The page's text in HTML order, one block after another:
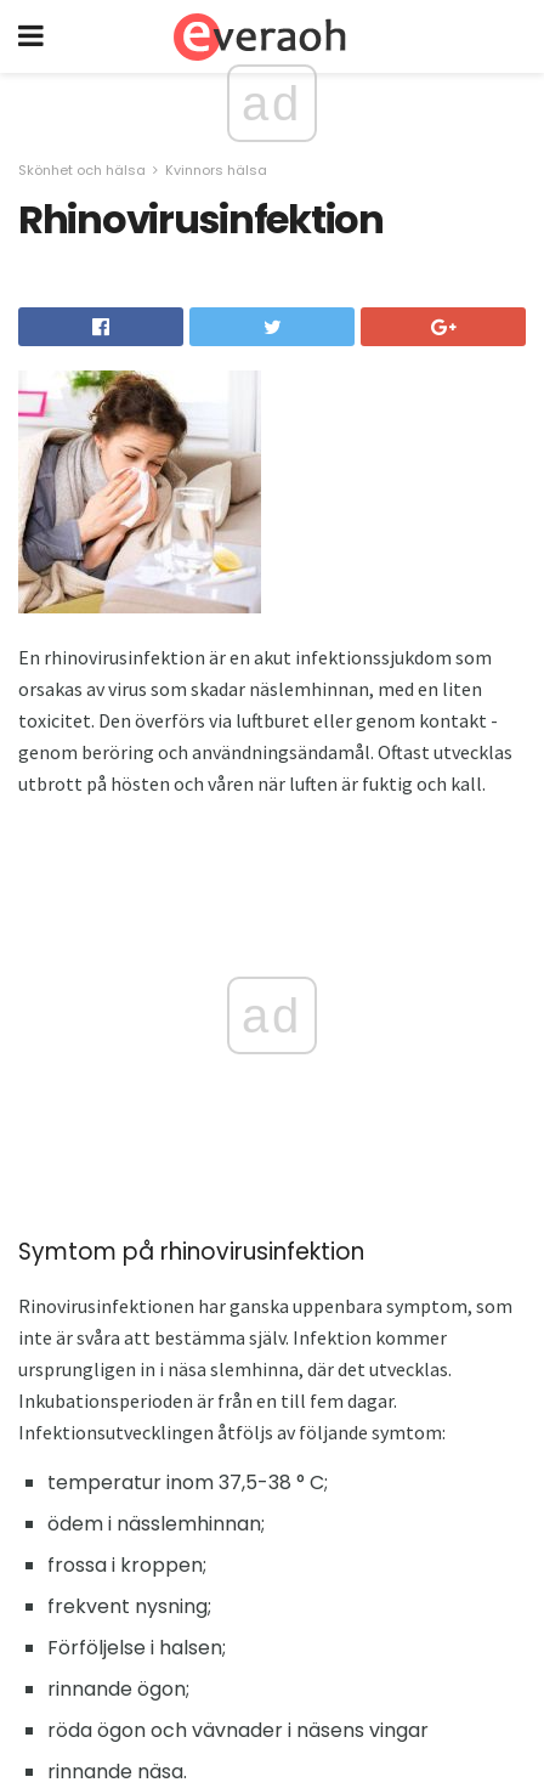
ad
Skönhet och hälsa Kvinnors hälsa
Rhinovirusinfektion
En rhinovirusinfektion är en akut infektionssjukdom som
orsakas av virus som skadar näslemhinnan, med en liten
toxicitet. Den överförs via luftburet eller genom kontakt -
genom beröring och användningsändamål. Oftast utvecklas
utbrott på hösten och våren när luften är fuktig och kall.
ad
Symtom på rhinovirusinfektion
Rinovirusinfektionen har ganska uppenbara symptom, som
inte är svåra att bestämma själv. Infektion kommer
ursprungligen in i näsa slemhinna, där det utvecklas.
Inkubationsperioden är från en till fem dagar.
Infektionsutvecklingen åtföljs av följande symtom:
temperatur inom 37,5-38 ° C;
ödem i nässlemhinnan;
frossa i kroppen;
frekvent nysning;
Förföljelse i halsen;
rinnande ögon;
röda ögon och vävnader i näsens vingar
rinnande näsa.